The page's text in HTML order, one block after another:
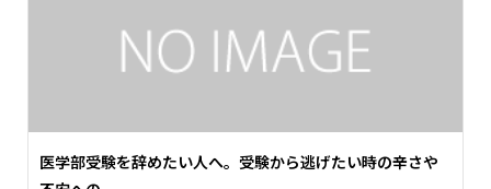
医学部受験を辞めたい人へ。受験から逃げたい時の辛さや